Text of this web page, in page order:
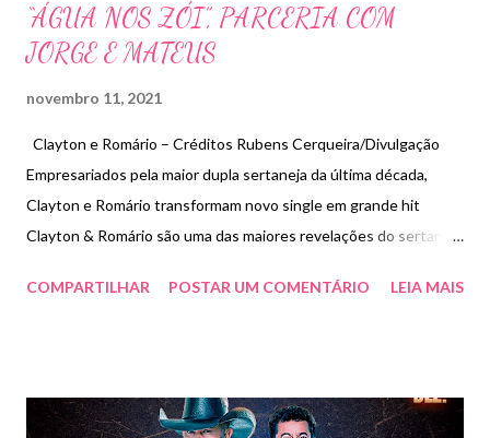
“ÁGUA NOS ZÓI”, PARCERIA COM
JORGE E MATEUS
novembro 11, 2021
Clayton e Romário – Créditos Rubens Cerqueira/Divulgação
Empresariados pela maior dupla sertaneja da última década,
Clayton e Romário transformam novo single em grande hit
Clayton & Romário são uma das maiores revelações do sertanejo
“O Melhor das Lives” e, com isso, chamaram a atenção da
Água nos Zói, com participação dos padrinhos Jorge & Mateus,
COMPARTILHAR POSTAR UM COMENTÁRIO LEIA MAIS